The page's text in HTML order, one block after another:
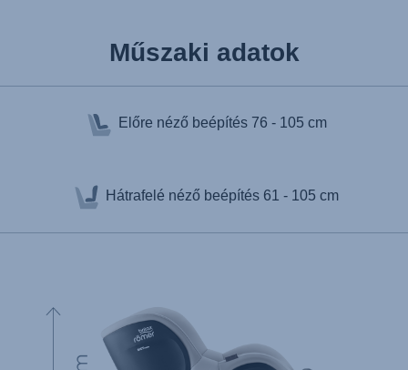
Műszaki adatok
Előre néző beépítés 76 - 105 cm
Hátrafelé néző beépítés 61 - 105 cm